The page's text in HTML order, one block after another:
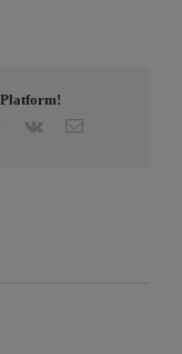
Platform!
Pinterest
Vk E-